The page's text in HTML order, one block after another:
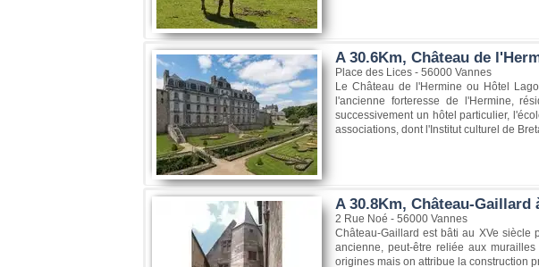
A 30.6Km, Château de
Place des Lices - 56000 Vannes
Le Château de l'Hermine ou Hôtel
l'ancienne forteresse de l'Hermine,
successivement un hôtel particulier,
associations, dont l'Institut culturel de
A 30.8Km, Château-
2 Rue Noé - 56000 Vannes
Château-Gaillard est bâti au XVe siècle
ancienne, peut-être reliée aux
origines mais on attribue la construction